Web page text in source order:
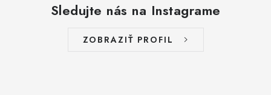
Sledujte nás na Instagrame
ZOBRAZIŤ PROFIL